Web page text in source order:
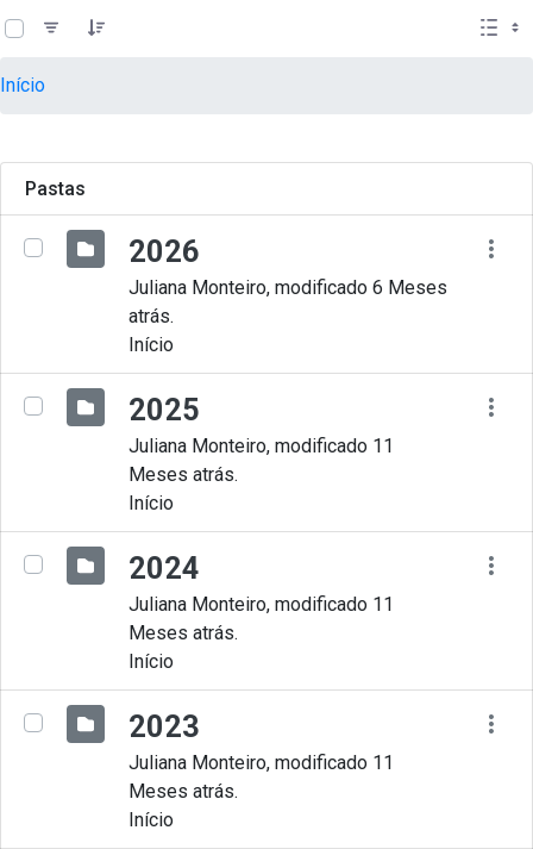
Pular para o Conteúdo principal
teste descricao
Início
Pastas
2026
Juliana Monteiro, modificado 6 Meses
atrás.
Início
2025
Juliana Monteiro, modificado 11
Meses atrás.
Início
2024
Juliana Monteiro, modificado 11
Meses atrás.
Início
2023
Juliana Monteiro, modificado 11
Meses atrás.
Início